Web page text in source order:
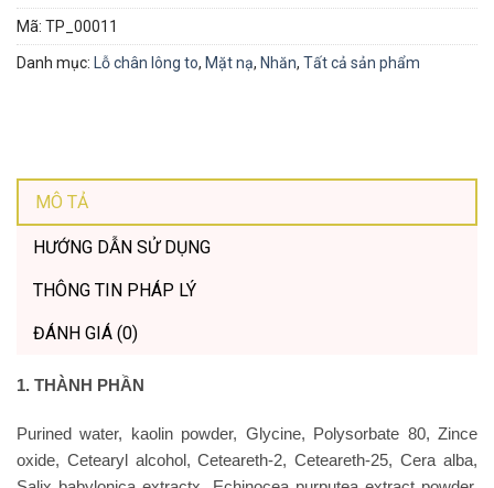
Mã: TP_00011
Danh mục: Lỗ chân lông to, Mặt nạ, Nhăn, Tất cả sản phẩm
MÔ TẢ
HƯỚNG DẪN SỬ DỤNG
THÔNG TIN PHÁP LÝ
ĐÁNH GIÁ (0)
1. THÀNH PHẦN
Purined water, kaolin powder, Glycine, Polysorbate 80, Zince
oxide, Cetearyl alcohol, Ceteareth-2, Ceteareth-25, Cera alba,